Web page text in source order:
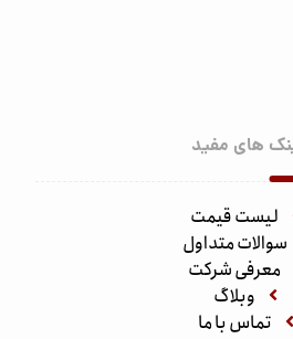
های مفید
لیست قیمت
سوالات متداول
معرفی شرکت
وبلاگ
تماس با ما